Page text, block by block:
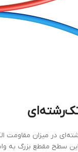
در میزان مقاومت
سطح مقطع بزرگ به